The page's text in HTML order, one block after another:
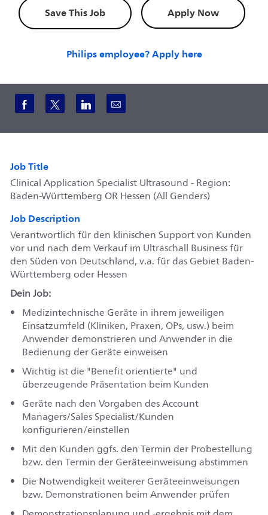
Save This Job Apply Now
Philips employee? Apply here
Share via Facebook
Share via twitter
Share via LinkedIn
Share via email
Job Title
Clinical Application Specialist Ultrasound - Region:
Baden-Württemberg OR Hessen (All Genders)
Job Description
Verantwortlich für den klinischen Support von Kunden
vor und nach dem Verkauf im Ultraschall Business für
den Süden von Deutschland, v.a. für das GebietBaden-
Württemberg oder Hessen
Dein Job:
Medizintechnische Geräte in ihrem jeweiligen
Einsatzumfeld (Kliniken, Praxen, OPs, usw.) beim
Anwender demonstrieren und Anwender in die
Bedienung der Geräte einweisen
Wichtig ist die "Benefit orientierte" und
überzeugende Präsentation beim Kunden
Geräte nach den Vorgaben des Account
Managers/Sales Specialist/Kunden
konfigurieren/einstellen
Mit den Kunden ggfs. den Termin der Probestellung
bzw. den Termin der Geräteeinweisung abstimmen
Die Notwendigkeit weiterer Geräteeinweisungen
bzw. Demonstrationen beim Anwender prüfen